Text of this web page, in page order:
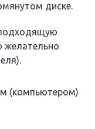
диске.
подходящую
желательно
(компьютером)